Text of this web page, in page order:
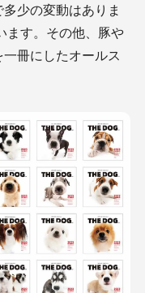
少の変動はありま
ます。その他、豚や
冊にしたオールス